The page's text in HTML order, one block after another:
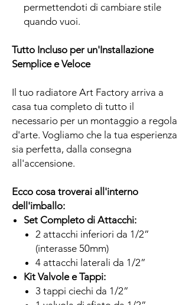
permettendoti di cambiare stile
quando vuoi.
Tutto Incluso per un'Installazione
Semplice e Veloce
Il tuo radiatore Art Factory arriva a
casa tua completo di tutto il
necessario per un montaggio a regola
d'arte. Vogliamo che la tua esperienza
sia perfetta, dalla consegna
all'accensione.
Ecco cosa troverai all'interno
dell'imballo:
Set Completo di Attacchi:
2 attacchi inferiori da 1/2”
(interasse 50mm)
4 attacchi laterali da 1/2”
Kit Valvole e Tappi:
3 tappi ciechi da 1/2”